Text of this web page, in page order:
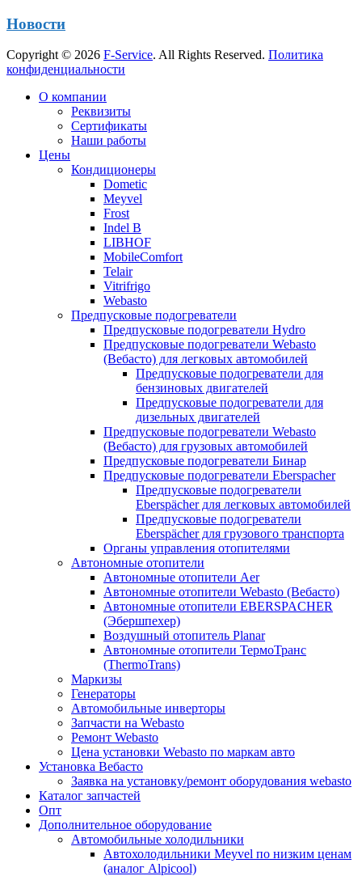
Новости
Copyright © 2026 F-Service. All Rights Reserved. Политика
конфиденциальности
вверх
О компании
Реквизиты
Сертификаты
Наши работы
Цены
Кондиционеры
Dometic
Meyvel
Frost
Indel B
LIBHOF
MobileComfort
Telair
Vitrifrigo
Webasto
Предпусковые подогреватели
Предпусковые подогреватели Hydro
Предпусковые подогреватели Webasto
(Вебасто) для легковых автомобилей
Предпусковые подогреватели для
бензиновых двигателей
Предпусковые подогреватели для
дизельных двигателей
Предпусковые подогреватели Webasto
(Вебасто) для грузовых автомобилей
Предпусковые подогреватели Бинар
Предпусковые подогреватели Eberspacher
Предпусковые подогреватели
Eberspächer для легковых автомобилей
Предпусковые подогреватели
Eberspächer для грузового транспорта
Органы управления отопителями
Автономные отопители
Автономные отопители Аer
Автономные отопители Webasto (Вебасто)
Автономные отопители EBERSPACHER
(Эбершпехер)
Воздушный отопитель Planar
Автономные отопители ТермоТранс
(ThermoTrans)
Маркизы
Генераторы
Автомобильные инверторы
Запчасти на Webasto
Ремонт Webasto
Цена установки Webasto по маркам авто
Установка Вебасто
Заявка на установку/ремонт оборудования webasto
Каталог запчастей
Опт
Дополнительное оборудование
Автомобильные холодильники
Автохолодильники Meyvel по низким ценам
(аналог Alpicool)